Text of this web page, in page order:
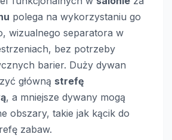
polega na wykorzystaniu go
wizualnego separatora w
bez potrzeby
barier. Duży dywan
główną strefę
, a mniejsze dywany mogą
obszary, takie jak kącik do
zabaw.